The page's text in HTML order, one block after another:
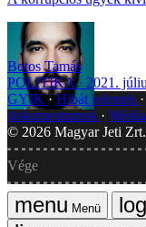
Botos Tamás
POLITIKA
2021.
GYIK Hibát jelentek
dokumentumok
© 2026 Magyar Jeti Zrt.
Vége
Menü